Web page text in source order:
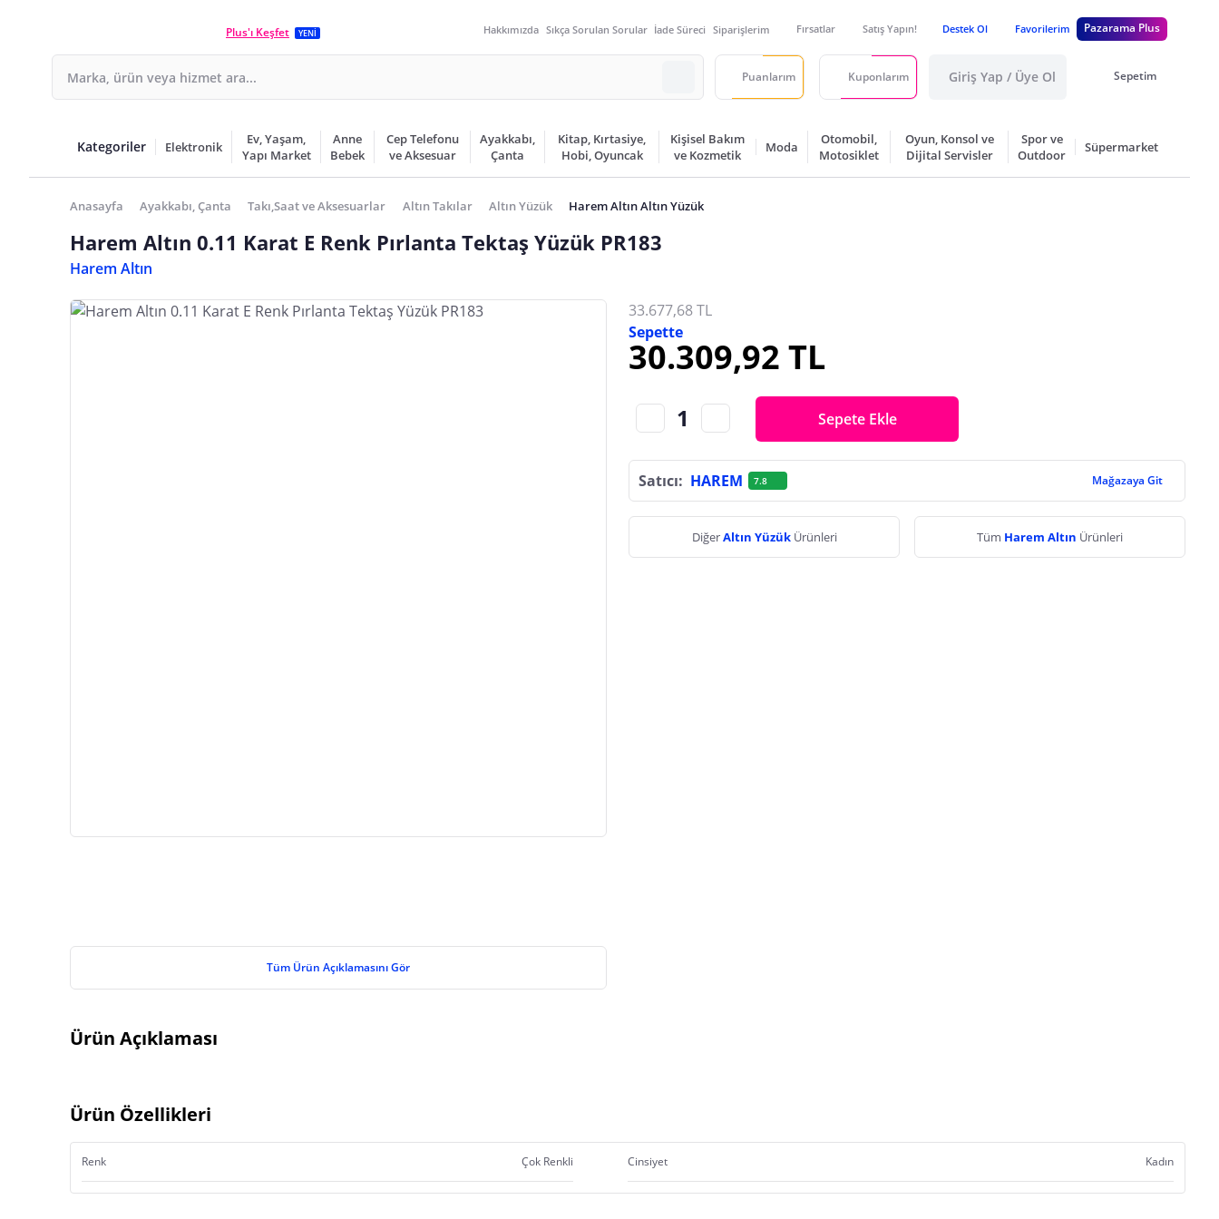
Plus'ı Keşfet YENİ Hakkımızda Sıkça Sorulan Sorular İade Süreci Siparişlerim Fırsatlar Satış Yapın! Destek Ol Favorilerim Pazarama Plus
Puanlarım Kuponlarım Giriş Yap / Üye Ol Sepetim
Kategoriler Elektronik
Ev, Yaşam,
Yapı Market
Anne
Bebek
Cep Telefonu
ve Aksesuar
Ayakkabı,
Çanta
Kitap, Kırtasiye,
Hobi, Oyuncak
Kişisel Bakım
ve Kozmetik
Moda
Otomobil,
Motosiklet
Oyun, Konsol ve
Dijital Servisler
Spor ve
Outdoor
Süpermarket
Anasayfa Ayakkabı, Çanta Takı,Saat ve Aksesuarlar Altın Takılar Altın Yüzük Harem Altın Altın Yüzük
Harem Altın 0.11 Karat E Renk Pırlanta Tektaş Yüzük PR183
Harem Altın
Tüm Ürün Açıklamasını Gör
33.677,68 TL
Sepette
30.309,92 TL
Sepete Ekle
Satıcı: HAREM 7.8 Mağazaya Git
DiğerAltın Yüzük Ürünleri Tüm Harem Altın Ürünleri
Ürün Açıklaması
Ürün Özellikleri
Renk Çok Renkli Cinsiyet Kadın